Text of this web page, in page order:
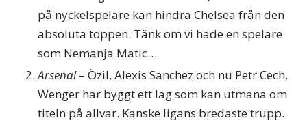
på nyckelspelare kan hindra Chelsea från den
absoluta toppen. Tänk om vi hade en spelare
som Nemanja Matic…
Arsenal– Özil, Alexis Sanchez och nu Petr Cech,
Wenger har byggt ett lag som kan utmana om
titeln på allvar. Kanske ligans bredaste trupp.